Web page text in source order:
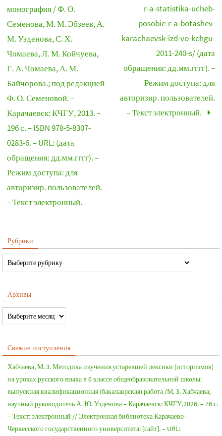
монография / Ф. О.
Семенова, М. М. Эбзеев, А.
М. Узденова, С. Х.
Чомаева, Л. М. Койчуева,
Г. А. Чомаева, А. М.
Байчорова.; под редакцией
Ф. О. Семеновой. –
Карачаевск: КЧГУ, 2013. –
196 с. – ISBN 978-5-8307-
0283-6. – URL: (дата
обращения: дд.мм.гггг). –
Режим доступа: для
авторизир. пользователей.
– Текст электронный.
r-a-statistika-ucheb-
posobie-r-a-botashev-
karachaevsk-izd-vo-kchgu-
2011-240-s/ (дата
обращения: дд.мм.гггг). –
Режим доступа: для
авторизир. пользователей.
– Текст электронный.
Рубрики
Архивы
Свежие поступления
Хабчаева, М. 3. Методика изучения устаревшей лексики (историзмов)
на уроках русского языка в 6 классе общеобразовательной школы:
выпускная квалификационная (бакалаврская) работа /М. 3. Хабчаева;
научный руководитель А. Ю. Узденова – Карачаевск: КЧГУ,2026. – 76 с.
– Текст: электронный // Электронная библиотека Карачаево-
Черкесского государственного университета: [сайт]. – URL: